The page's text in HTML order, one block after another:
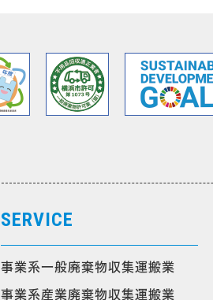
SERVICE
事業系一般廃棄物収集運搬業
事業系産業廃棄物収集運搬業